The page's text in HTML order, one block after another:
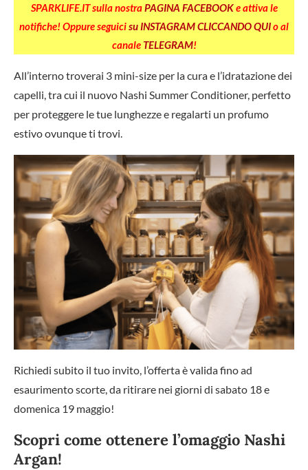
SPARKLIFE.IT sulla nostraPAGINA FACEBOOKe attiva le
notifiche! Oppure seguicisu INSTAGRAM CLICCANDO QUIo al
canale TELEGRAM!
All’interno troverai 3 mini-size per la cura e l’idratazione dei
capelli, tra cui il nuovo Nashi Summer Conditioner, perfetto
per proteggere le tue lunghezze e regalarti un profumo
estivo ovunque ti trovi.
Richiedi subito il tuo invito, l’offerta è valida fino ad
esaurimento scorte, da ritirare nei giorni di sabato 18 e
domenica 19 maggio!
Scopri come ottenere l’omaggio Nashi
Argan!